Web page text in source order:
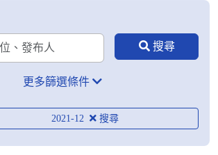
更多篩選條件
2021-12